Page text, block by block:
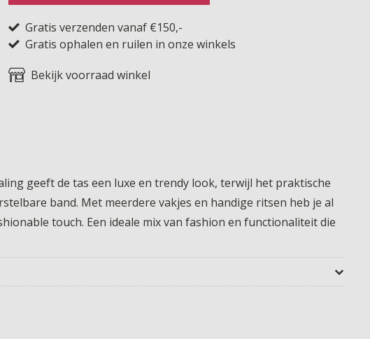
Gratis verzenden vanaf €150,-
Gratis ophalen en ruilen in onze winkels
Bekijk voorraad winkel
geeft de tas een luxe en trendy look, terwijl het praktische
band. Met meerdere vakjes en handige ritsen heb je al
touch. Een ideale mix van fashion en functionaliteit die